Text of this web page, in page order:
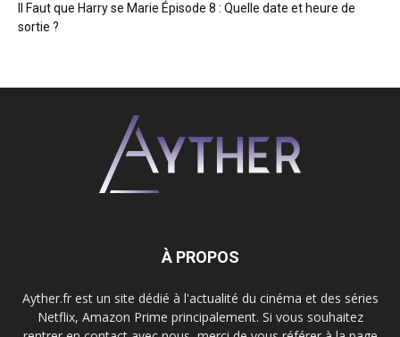
Il Faut que Harry se Marie Épisode 8 : Quelle date et heure de
sortie ?
À PROPOS
Ayther.fr est un site dédié à l'actualité du cinéma et des séries
Netflix, Amazon Prime principalement. Si vous souhaitez